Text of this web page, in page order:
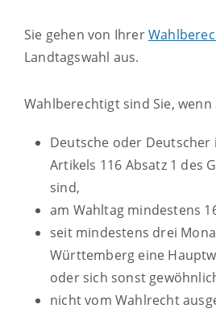
Sie gehen von Ihrer
Landtagswahl aus.
Wahlberechtigt sind Sie, wenn
Deutsche oder Deutscher
Artikels 116 Absatz 1 des
sind,
am Wahltag mindestens
seit mindestens drei
Württemberg eine
oder sich sonst
nicht vom Wahlrecht